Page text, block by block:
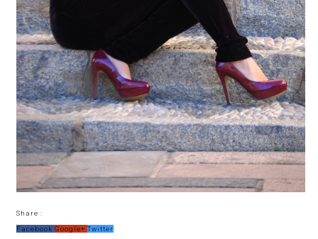
Share :
FacebookGoogle+Twitter